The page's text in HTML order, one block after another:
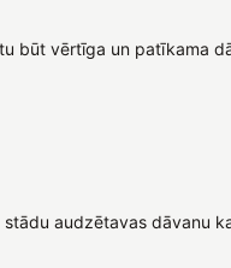
būt vērtīga un patīkama
audzētavas dāvanu